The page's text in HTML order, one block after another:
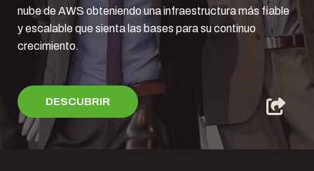
nube de AWS obteniendo una infraestructura más fiable
y escalable que sienta las bases para su continuo
crecimiento.
DESCUBRIR